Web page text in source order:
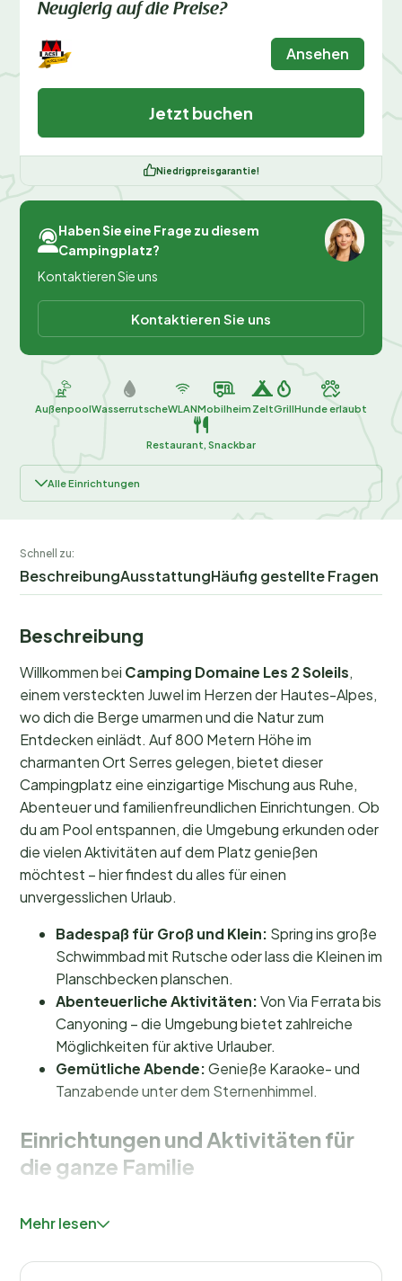
Neugierig auf die Preise?
Ansehen
Jetzt buchen
Niedrigpreisgarantie!
Haben Sie eine Frage zu diesem
Campingplatz?
Kontaktieren Sie uns
Kontaktieren Sie uns
AußenpoolWasserrutscheWLANMobilheim ZeltGrillHunde erlaubt
Restaurant, Snackbar
Alle Einrichtungen
Schnell zu:
BeschreibungAusstattungHäufig gestellte Fragen
Beschreibung
Willkommen bei Camping Domaine Les 2 Soleils,
einem versteckten Juwel im Herzen der Hautes-Alpes,
wo dich die Berge umarmen und die Natur zum
Entdecken einlädt. Auf 800 Metern Höhe im
charmanten Ort Serres gelegen, bietet dieser
Campingplatz eine einzigartige Mischung aus Ruhe,
Abenteuer und familienfreundlichen Einrichtungen. Ob
du am Pool entspannen, die Umgebung erkunden oder
die vielen Aktivitäten auf dem Platz genießen
möchtest – hier findest du alles für einen
unvergesslichen Urlaub.
Badespaß für Groß und Klein: Spring ins große
Schwimmbad mit Rutsche oder lass die Kleinen im
Planschbecken planschen.
Abenteuerliche Aktivitäten:Von Via Ferrata bis
Canyoning – die Umgebung bietet zahlreiche
Möglichkeiten für aktive Urlauber.
Gemütliche Abende:Genieße Karaoke- und
Tanzabende unter dem Sternenhimmel.
Einrichtungen und Aktivitäten für
die ganze Familie
sich alles um Spaß und Entspannung. Das
Familien besonders beliebt. Während die Kinder sich im
Mehr lesen